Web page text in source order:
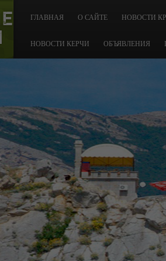
ГЛАВНАЯ О САЙТЕ НОВОСТИ
НОВОСТИ КЕРЧИ ОБЪЯВЛЕНИЯ